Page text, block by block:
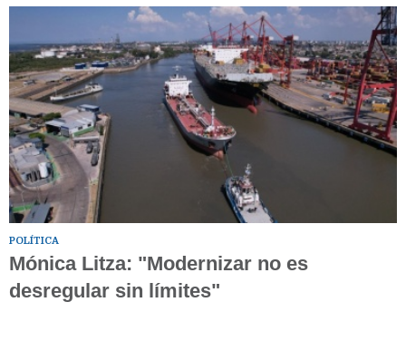
POLÍTICA
Mónica Litza: "Modernizar no es
desregular sin límites"